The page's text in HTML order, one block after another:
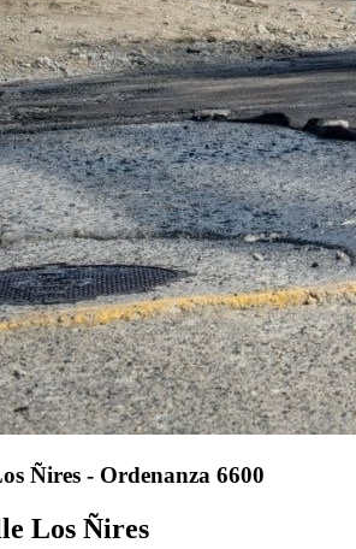
Ñires - Ordenanza 6600
Los Ñires